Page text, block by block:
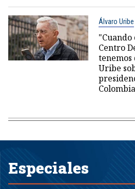
Álvaro Uribe
Centro
Uribe
Colombia
Especiales